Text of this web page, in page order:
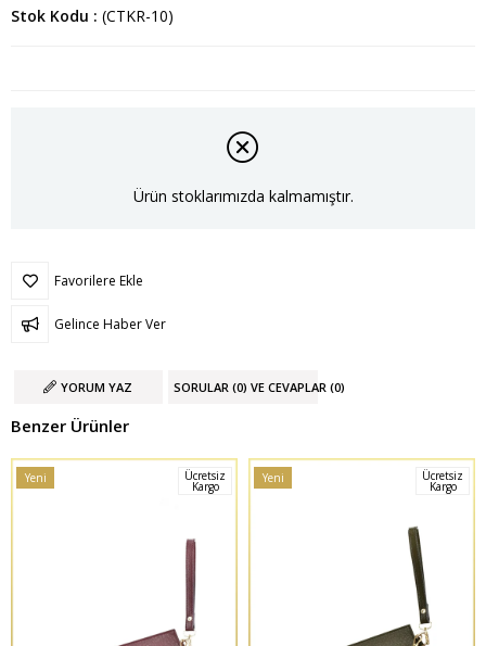
Stok Kodu (CTKR-10)
Ürün stoklarımızda kalmamıştır.
Favorilere Ekle
Gelince Haber Ver
YORUM YAZ SORULAR (0) VE CEVAPLAR (0)
Benzer Ürünler
Yeni
Ücretsiz
Kargo
Yeni
Ücretsiz
Kargo